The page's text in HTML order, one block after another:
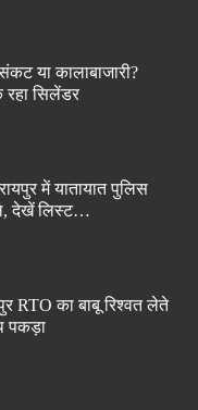
या कालाबाजारी?
रहा सिलेंडर
में यातायात पुलिस
देखें लिस्ट…
RTO का बाबू रिश्वत लेते
पकड़ा